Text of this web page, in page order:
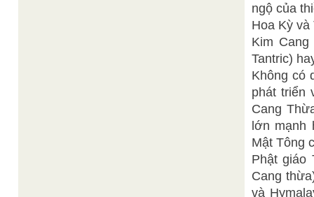
ngộ của
Hoa Kỳ và
Kim
Tantric)
Không có
phát triển
Cang
lớn mạnh
Mật Tông
Phật giáo
Cang
và